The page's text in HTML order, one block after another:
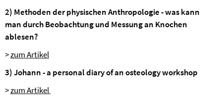
2) Methoden der physischen Anthropologie - was kann
man durch Beobachtung und Messung an Knochen
ablesen?
>zum Artikel
3) Johann - a personal diary of an osteology workshop
>zum Artikel